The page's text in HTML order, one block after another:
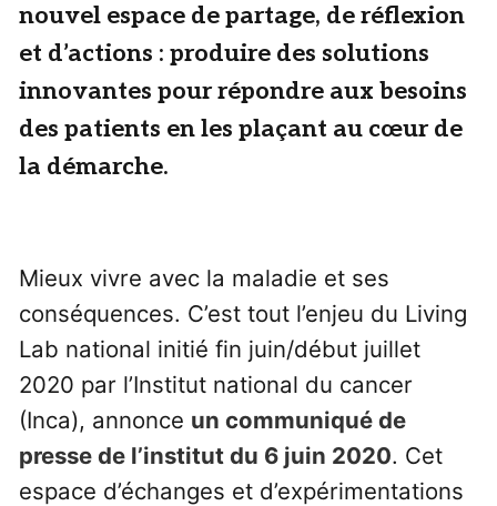
nouvel espace de partage, de réflexion
et d’actions : produire des solutions
innovantes pour répondre aux besoins
des patients en les plaçant au cœur de
la démarche.
Mieux vivre avec la maladie et ses
conséquences. C’est tout l’enjeu du Living
Lab national initié fin juin/début juillet
2020 par l’Institut national du cancer
(Inca), annonce un communiqué de
presse de l’institut du 6 juin 2020. Cet
espace d’échanges et d’expérimentations